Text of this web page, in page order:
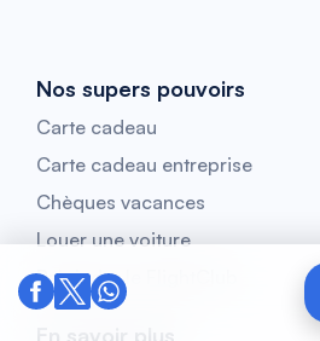
Nos supers pouvoirs
Carte cadeau
Carte cadeau entreprise
Chèques vacances
Louer une voiture
Rejoindre le FlightClub
En savoir plus